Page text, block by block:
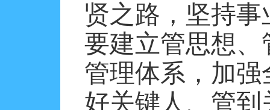
贤之路，坚持
要建立管思想
管理体系，加
好关键人、管